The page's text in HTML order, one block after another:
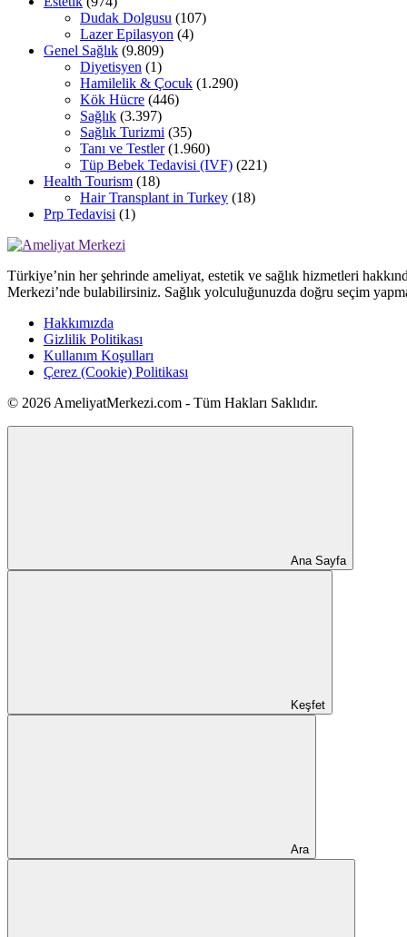
Dudak Dolgusu (107)
Lazer Epilasyon (4)
Genel Sağlık (9.809)
Diyetisyen (1)
Hamilelik & Çocuk (1.290)
Kök Hücre (446)
Sağlık (3.397)
Sağlık Turizmi (35)
Tanı ve Testler(1.960)
Tüp Bebek Tedavisi (IVF) (221)
Health Tourism (18)
Hair Transplant in Turkey (18)
Prp Tedavisi (1)
Türkiye’nin her şehrinde ameliyat, estetik ve sağlık hizmetleri
Merkezi’nde bulabilirsiniz. Sağlık yolculuğunuzda doğru seçim
Hakkımızda
Gizlilik Politikası
Kullanım Koşulları
Çerez (Cookie) Politikası
© 2026 AmeliyatMerkezi.com - Tüm Hakları Saklıdır.
Ana Sayfa
Keşfet
Ara